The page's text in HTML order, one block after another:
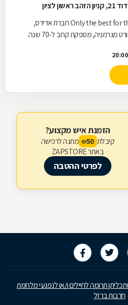
לציון
Only the best for the athlete חברת אדידס,
ענקית הספורט מגרמניה, מספקת קרוב ל-70 שנה
הזמנת איש מקצוע?
קיבלת 50
₪ מתנה לרכישה
באתר ZAPSTORE
לפרטי ההטבה
תרומה לחיילים ו/או לנפגעי מלחמת
חרבות ברזל